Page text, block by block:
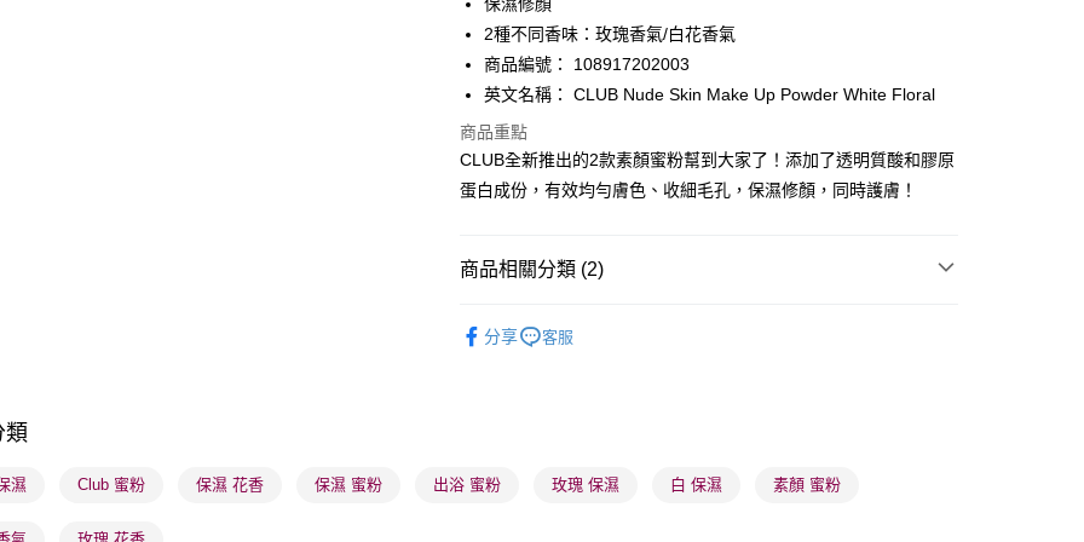
WeChat Pay
BoC Pay
送貨方式
順豐自助櫃 - 確認發貨後1-3個工作天送達
順豐站及營業點 - 確認發貨後1-3個工作天送達
確認發貨後1-3 工作天送達，訂單將隨機分配至SF順豐速運或京東
取。逾期會取消訂單，並不會安排重寄
2種不同香味：玫瑰香氣/白花香氣
商品編號： 108917202003
英文名稱： CLUB Nude Skin Make Up Powder White Floral
商品重點
CLUB全新推出的2款素顏蜜粉幫到大家了！添加了透明質酸和膠原
蛋白成份，有效均勻膚色、收細毛孔，保濕修顏，同時護膚！
商品相關分類 (2)
分享 客服
類
濕 Club 蜜粉 保濕 花香 保濕 蜜粉 出浴 蜜粉 玫瑰 保濕 白 保濕 素顏 蜜粉